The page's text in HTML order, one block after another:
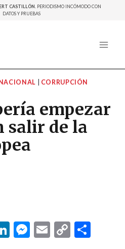
CASTILLÓN. PERIODISMO INCÓMODO CON
DATOS Y PRUEBAS
CORRUPCIÓN
empezar
salir de la
Li M E
C